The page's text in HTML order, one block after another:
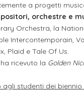
a progetti
orchestre e
Orchestra, la
Intercontemporain,
Plaid e Tale Of Us.
ricevuto la Golden
studenti dei